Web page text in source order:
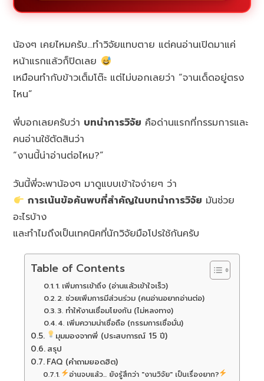
น้องๆ เคยไหมครับ…ทำวิจัยแทบตาย แต่คนอ่านเปิดมาแค่
หน้าแรกแล้วก็ปิดเลย
เหมือนทำกับข้าวเต็มโต๊ะ แต่ไม่บอกเลยว่า “จานเด็ดอยู่ตรง
ไหน”
พี่บอกเลยครับว่า บทนำการวิจัย คือด่านแรกที่กรรมการและ
คนอ่านใช้ตัดสินว่า
“งานนี้น่าอ่านต่อไหม?”
วันนี้พี่จะพาน้องๆ มาดูแบบเข้าใจง่ายๆ ว่า
การเน้นข้อค้นพบที่สำคัญในบทนำการวิจัย มันช่วย
อะไรบ้าง
และทำไมถึงเป็นเทคนิคที่นักวิจัยมือโปรใช้กันครับ
Table of Contents
1. เพิ่มการเข้าถึง (อ่านแล้วเข้าใจเร็ว)
2. ช่วยเพิ่มการมีส่วนร่วม (คนอ่านอยากอ่านต่อ)
3. ทำให้งานเชื่อมโยงกัน (ไม่หลงทาง)
4. เพิ่มความน่าเชื่อถือ (กรรมการเชื่อมั่น)
มุมมองจากพี่ (ประสบการณ์ 15 ปี)
สรุป
FAQ (คำถามยอดฮิต)
อ่านจบแล้ว... ยังรู้สึกว่า "งานวิจัย" เป็นเรื่องยาก?